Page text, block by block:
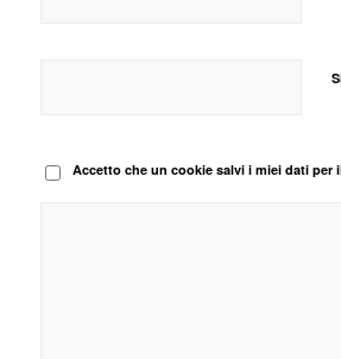
Accetto che un cookie salvi i miei dati per